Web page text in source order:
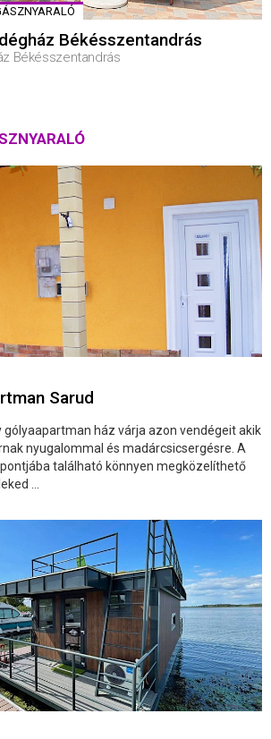
Békésszentandrás
Békésszentandrás
Sarud
gólyaapartman ház várja azon vendégeit akik
nyugalommal és madárcsicsergésre. A
található könnyen megközelíthető
...